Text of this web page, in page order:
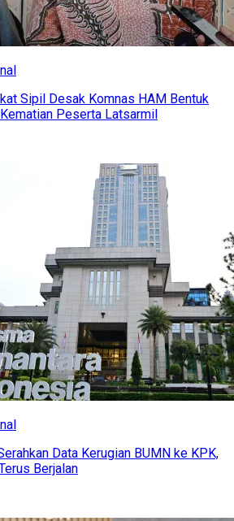
Sipil Desak Komnas HAM Bentuk
Peserta Latsarmil
Data Kerugian BUMN ke KPK,
Berjalan